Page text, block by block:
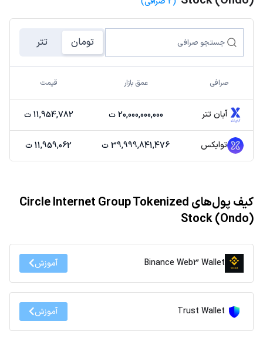
تومان تتر
صرافی عمق بازار قیمت
آبان تتر 20,000,000,000 ت 11,954,782 ت
توایکس 39,999,841,476 ت 11,959,062 ت
کیف پول‌های Circle Internet Group Tokenized
Stock (Ondo)
Binance Web3 Wallet آموزش
Trust Wallet آموزش